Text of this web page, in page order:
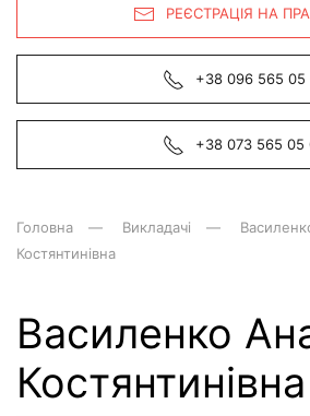
РЕЄСТРАЦІЯ НА
+38 096 565 05
+38 073 565 05
Головна Викладачі
Костянтинівна
Василенко
Костянтинівна